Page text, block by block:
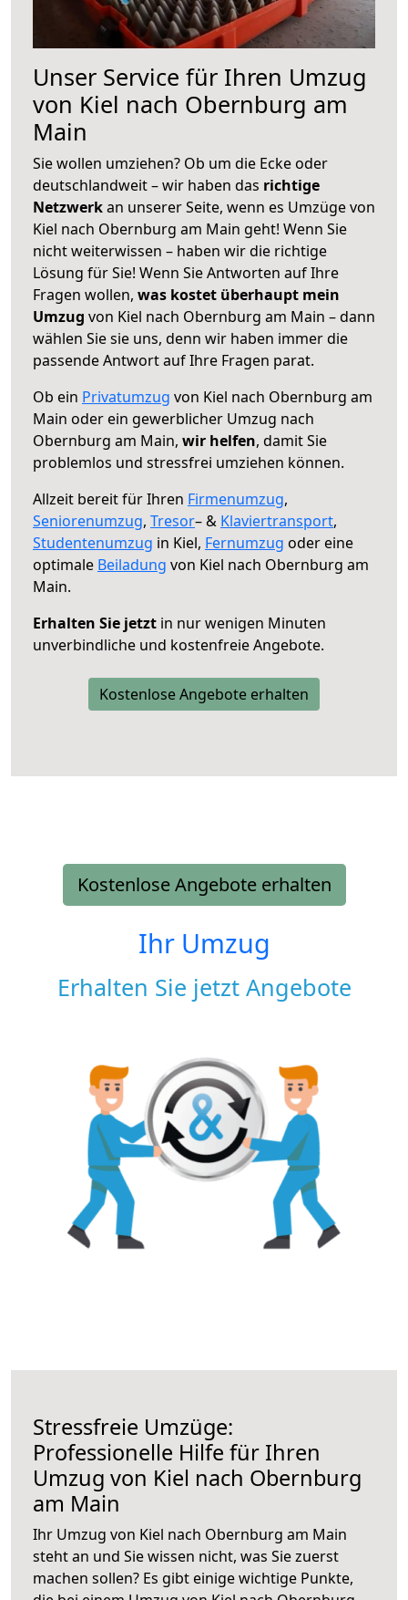
Unser Service für Ihren Umzug
von Kiel nach Obernburg am
Main
Sie wollen umziehen? Ob um die Ecke oder
deutschlandweit – wir haben das richtige
Netzwerkan unserer Seite, wenn es Umzüge von
Kiel nach Obernburg am Main geht! Wenn Sie
nicht weiterwissen – haben wir die richtige
Lösung für Sie! Wenn Sie Antworten auf Ihre
Fragen wollen, was kostet überhaupt mein
Umzug von Kiel nach Obernburg am Main – dann
wählen Sie sie uns, denn wir haben immer die
passende Antwort auf Ihre Fragen parat.
Ob ein Privatumzug von Kiel nach Obernburg am
Main oder ein gewerblicher Umzug nach
Obernburg am Main, wir helfen, damit Sie
problemlos und stressfrei umziehen können.
Allzeit bereit für Ihren Firmenumzug,
Seniorenumzug, Tresor– & Klaviertransport,
Studentenumzug in Kiel, Fernumzug oder eine
optimale Beiladung von Kiel nach Obernburg am
Main.
Erhalten Sie jetzt in nur wenigen Minuten
unverbindliche und kostenfreie Angebote.
Kostenlose Angebote erhalten
Kostenlose Angebote erhalten
Ihr Umzug
Erhalten Sie jetzt Angebote
Stressfreie Umzüge:
Professionelle Hilfe für Ihren
Umzug von Kiel nach Obernburg
am Main
Ihr Umzug von Kiel nach Obernburg am Main
steht an und Sie wissen nicht, was Sie zuerst
machen sollen? Es gibt einige wichtige Punkte,